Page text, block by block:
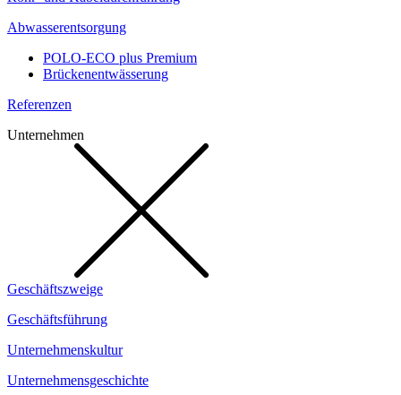
Abwasserentsorgung
POLO-ECO plus Premium
Brückenentwässerung
Referenzen
Unternehmen
Geschäftszweige
Geschäftsführung
Unternehmenskultur
Unternehmensgeschichte